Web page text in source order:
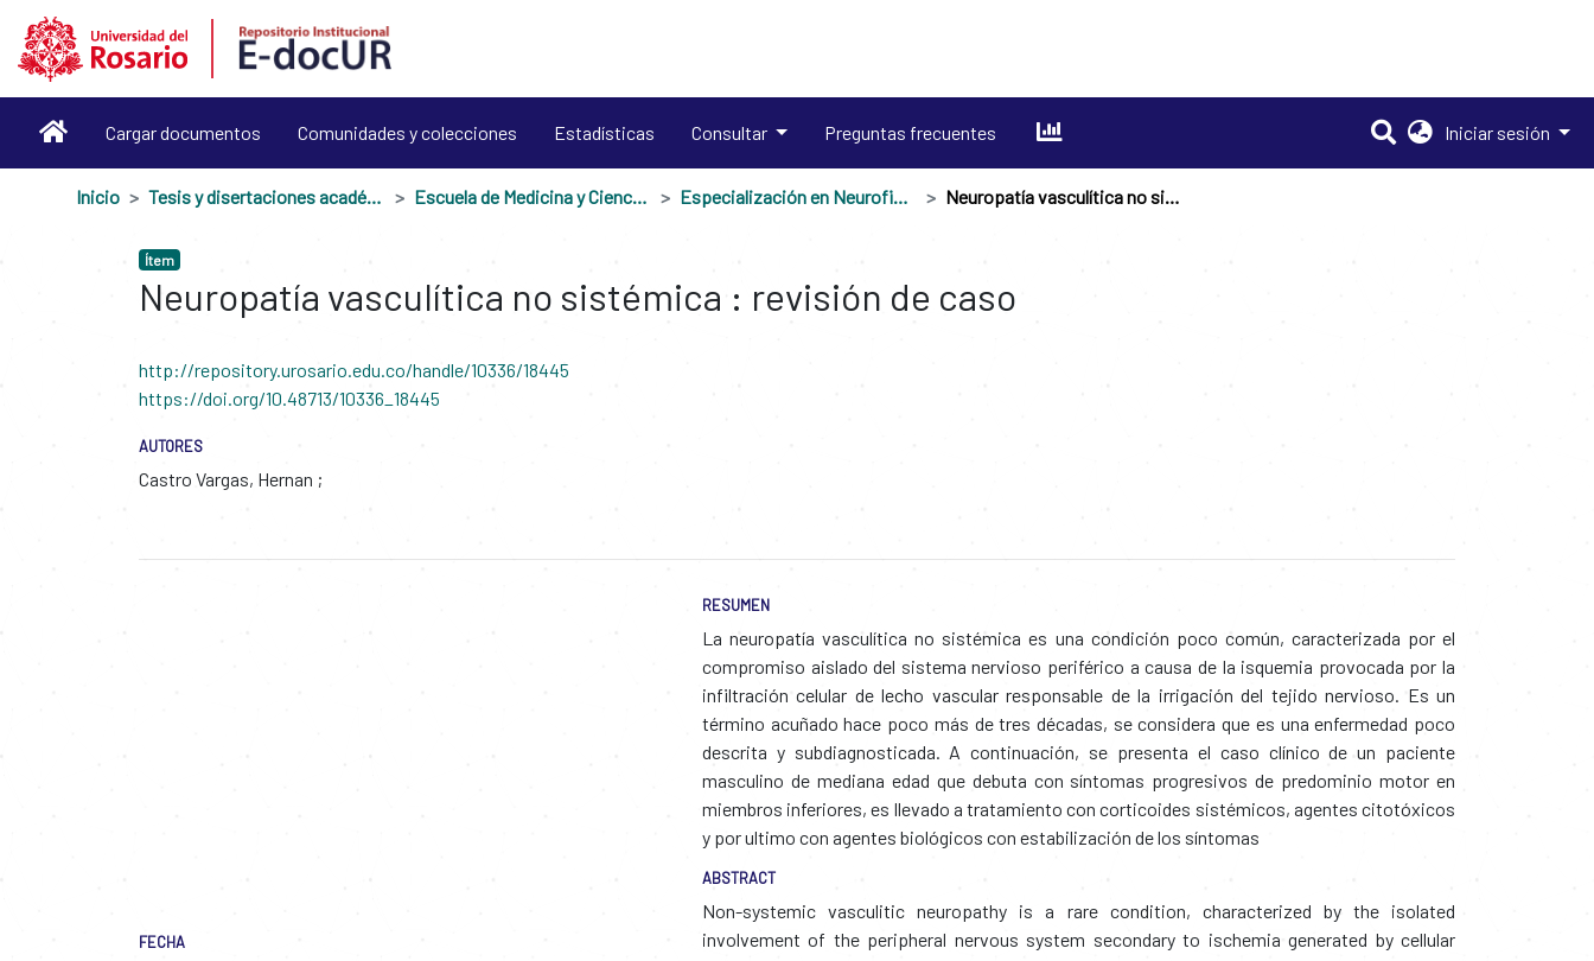
Cargar documentos Comunidades y colecciones Estadísticas Consultar Preguntas frecuentes Iniciar sesión
Inicio Tesis y disertaciones académicas Escuela de Medicina y Ciencias de la Salud Especialización en Neurofisiología Clínica Neuropatía vasculítica no sistémica : revisión de caso
Ítem
Neuropatía vasculítica no sistémica : revisión de caso
http://repository.urosario.edu.co/handle/10336/18445
https://doi.org/10.48713/10336_18445
AUTORES
Castro Vargas, Hernan
FECHA
RESUMEN
La neuropatía vasculítica no sistémica es una condición poco común, caracterizada por el
compromiso aislado del sistema nervioso periférico a causa de la isquemia provocada por la
infiltración celular de lecho vascular responsable de la irrigación del tejido nervioso. Es un
término acuñado hace poco más de tres décadas, se considera que es una enfermedad poco
descrita y subdiagnosticada. A continuación, se presenta el caso clínico de un paciente
masculino de mediana edad que debuta con síntomas progresivos de predominio motor en
miembros inferiores, es llevado a tratamiento con corticoides sistémicos, agentes citotóxicos
y por ultimo con agentes biológicos con estabilización de los síntomas
ABSTRACT
Non-systemic vasculitic neuropathy is a rare condition, characterized by the isolated
involvement of the peripheral nervous system secondary to ischemia generated by cellular